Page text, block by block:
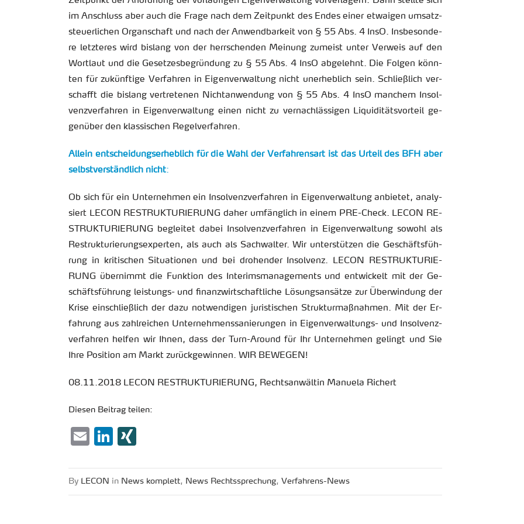
im An­schluss aber auch die Frage nach dem Zeit­punkt des Endes einer et­wai­gen um­satz­
steu­er­li­chen Or­gan­schaft und nach der An­wend­bar­keit von § 55 Abs. 4 InsO. Ins­be­son­de­
re letz­te­res wird bis­lang von der herr­schen­den Mei­nung zu­meist unter Ver­weis auf den
Wort­laut und die Ge­set­zes­be­grün­dung zu § 55 Abs. 4 InsO ab­ge­lehnt. Die Fol­gen könn­
ten für zu­künf­ti­ge Ver­fah­ren in Ei­gen­ver­wal­tung nicht un­er­heb­lich sein. Schlie­ß­lich ver­
schafft die bis­lang ver­tre­te­nen Nicht­an­wen­dung von § 55 Abs. 4 InsO man­chem In­sol­
venz­ver­fah­ren in Ei­gen­ver­wal­tung einen nicht zu ver­nach­läs­si­gen Li­qui­di­täts­vor­teil ge­
gen­über den klas­si­schen Re­gel­ver­fah­ren.
Al­lein ent­schei­dungs­er­heb­lich für die Wahl der Ver­fah­rens­art ist das Ur­teil des BFH aber
selbst­ver­ständ­lich nicht:
Ob sich für ein Un­ter­neh­men ein In­sol­venz­ver­fah­ren in Ei­gen­ver­wal­tung an­bie­tet, ana­ly­
siert LECON RE­STRUK­TU­RIE­RUNG daher um­fäng­lich in einem PRE-Check. LECON RE­
STRUK­TU­RIE­RUNG be­glei­tet dabei In­sol­venz­ver­fah­ren in Ei­gen­ver­wal­tung so­wohl als
Re­struk­tu­rie­rungs­ex­per­ten, als auch als Sach­wal­ter. Wir un­ter­stüt­zen die Ge­schäfts­füh­
rung in kri­ti­schen Si­tua­tio­nen und bei dro­hen­der In­sol­venz. LECON RE­STRUK­TU­RIE­
RUNG über­nimmt die Funk­ti­on des In­te­rims­ma­nage­ments und ent­wi­ckelt mit der Ge­
schäfts­füh­rung leis­tungs- und fi­nanz­wirt­schaft­li­che Lö­sungs­an­sät­ze zur Über­win­dung der
Krise ein­schlie­ß­lich der dazu not­wen­di­gen ju­ris­ti­schen Struk­tur­maß­nah­men. Mit der Er­
fah­rung aus zahl­rei­chen Un­ter­neh­mens­sa­nie­run­gen in Ei­gen­ver­wal­tungs- und In­sol­venz­
ver­fah­ren hel­fen wir Ihnen, dass der Turn-Around für Ihr Un­ter­neh­men ge­lingt und Sie
Ihre Po­si­ti­on am Markt zu­rück­ge­win­nen. WIR BE­WE­GEN!
08.11.2018 LECON RE­STRUK­TU­RIE­RUNG, Rechts­an­wäl­tin Ma­nue­la Ri­chert
Die­sen Bei­trag tei­len:
EmailLinkedIn
By LECON in News kom­plett, News Rechts­spre­chung, Ver­fah­rens-News